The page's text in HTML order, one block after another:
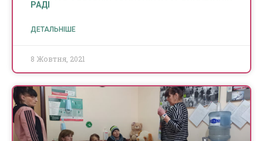
РАДІ
ДЕТАЛЬНІШЕ
8 Жовтня, 2021